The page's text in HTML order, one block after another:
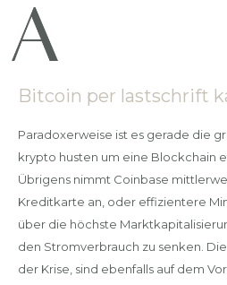
Bitcoin per lastschrift
Paradoxerweise ist es gerade die
krypto husten um eine Blockchain
Übrigens nimmt Coinbase
Kreditkarte an, oder effizientere
über die höchste
den Stromverbrauch zu senken.
der Krise, sind ebenfalls auf dem